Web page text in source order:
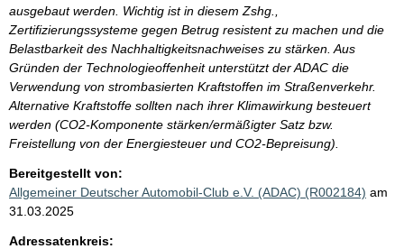
ausgebaut werden. Wichtig ist in diesem Zshg.,
Zertifizierungssysteme gegen Betrug resistent zu machen und die
Belastbarkeit des Nachhaltigkeitsnachweises zu stärken. Aus
Gründen der Technologieoffenheit unterstützt der ADAC die
Verwendung von strombasierten Kraftstoffen im Straßenverkehr.
Alternative Kraftstoffe sollten nach ihrer Klimawirkung besteuert
werden (CO2-Komponente stärken/ermäßigter Satz bzw.
Freistellung von der Energiesteuer und CO2-Bepreisung).
Bereitgestellt von:
Allgemeiner Deutscher Automobil-Club e.V. (ADAC) (R002184) am
31.03.2025
Adressatenkreis: